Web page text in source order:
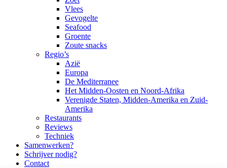
Vlees
Gevogelte
Seafood
Groente
Zoute snacks
Regio’s
Azië
Europa
De Mediterranee
Het Midden-Oosten en Noord-Afrika
Verenigde Staten, Midden-Amerika en Zuid-
Amerika
Restaurants
Reviews
Techniek
Samenwerken?
Schrijver nodig?
Contact